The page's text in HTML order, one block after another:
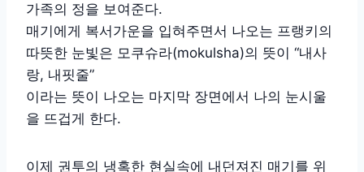
가족의 정을 보여준다.
매기에게 복서가운을 입혀주면서 나오는 프랭키의
따뜻한 눈빛은 모쿠슈라(mokulsha)의 뜻이 “내사
랑, 내핏줄”
이라는 뜻이 나오는 마지막 장면에서 나의 눈시울
을 뜨겁게 한다.
이제 권투의 냉혹한 현실속에 내던져진 매기를 위